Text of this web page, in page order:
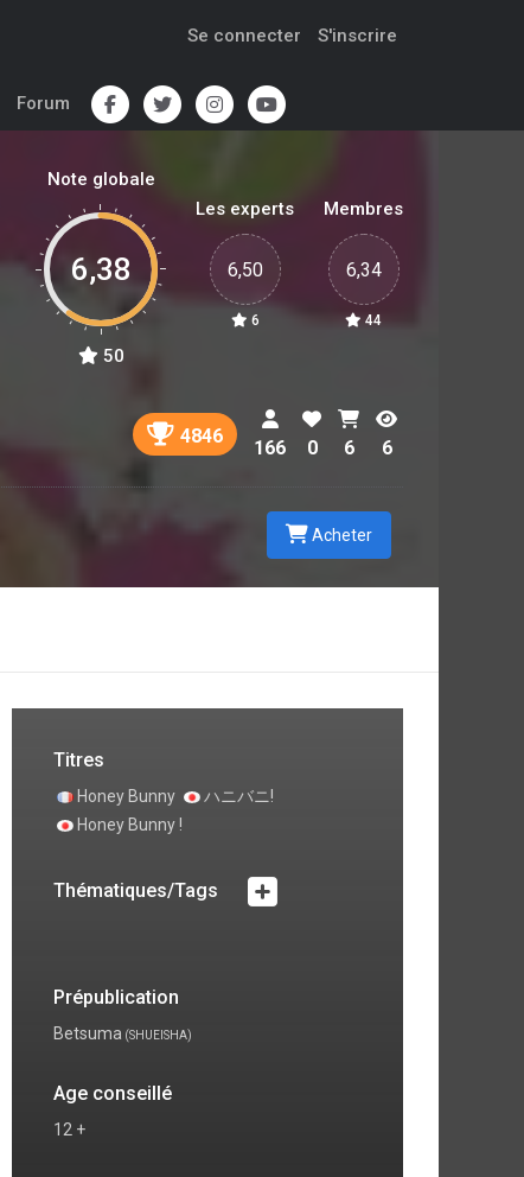
Se connecter S'inscrire
Forum
Note globale
6,38
50
Les experts
6,50
6
Membres
6,34
44
4846
166 0 6 6
Acheter
Titres
Honey Bunny
ハニバニ!
Honey Bunny !
Thématiques/Tags
Prépublication
Betsuma (SHUEISHA)
Age conseillé
12 +